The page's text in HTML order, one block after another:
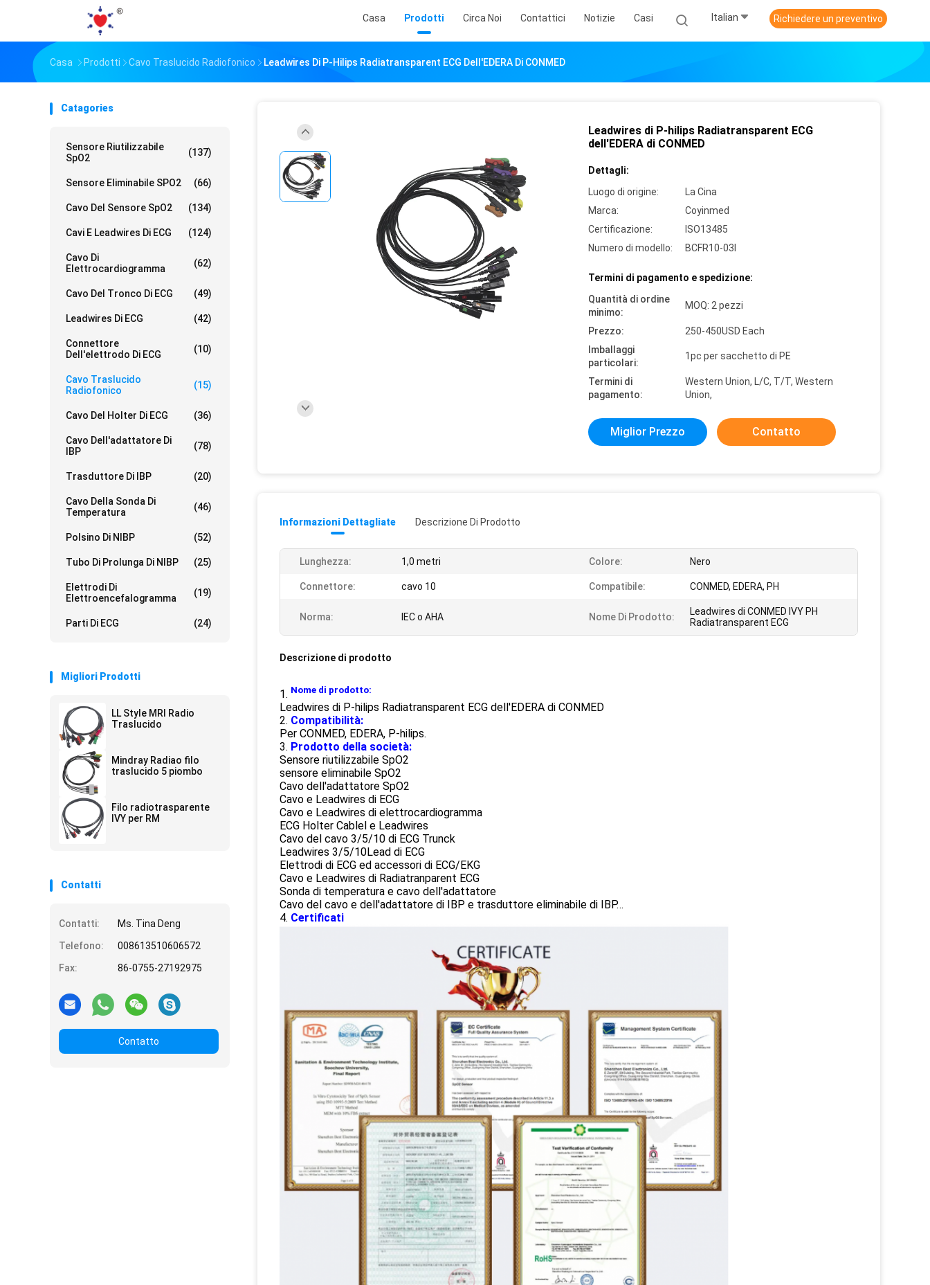
Casa Prodotti Circa Noi Contattici Notizie Casi Italian Richiedere un preventivo
Casa Prodotti Cavo Traslucido Radiofonico Leadwires Di P-Hilips Radiatransparent ECG Dell'EDERA Di CONMED
Catagories
Sensore Riutilizzabile
SpO2
(137)
Sensore Eliminabile SPO2 (66)
Cavo Del Sensore SpO2 (134)
Cavi E Leadwires Di ECG (124)
Cavo Di
Elettrocardiogramma
(62)
Cavo Del Tronco Di ECG (49)
Leadwires Di ECG (42)
Connettore
Dell'elettrodo Di ECG
(10)
Cavo Traslucido
Radiofonico
(15)
Cavo Del Holter Di ECG (36)
Cavo Dell'adattatore Di
IBP
(78)
Trasduttore Di IBP (20)
Cavo Della Sonda Di
Temperatura
(46)
Polsino Di NIBP (52)
Tubo Di Prolunga Di NIBP (25)
Elettrodi Di
Elettroencefalogramma
(19)
Parti Di ECG (24)
Migliori Prodotti
LL Style MRI Radio
Traslucido
Mindray Radiao filo
traslucido 5 piombo
Filo radiotrasparente
IVY per RM
Contatti
Contatti:
Ms. Tina Deng
Telefono:
008613510606572
Fax:
86-0755-27192975
Contatto
Leadwires di P-hilips Radiatransparent ECG
dell'EDERA di CONMED
Dettagli:
Luogo di origine:
La Cina
Marca:
Coyinmed
Certificazione:
ISO13485
Numero di modello:
BCFR10-03I
Termini di pagamento e spedizione:
Quantità di ordine
minimo:
MOQ: 2 pezzi
Prezzo:
250-450USD Each
Imballaggi
particolari:
1pc per sacchetto di PE
Termini di
pagamento:
Western Union, L/C, T/T, Western
Union,
Miglior Prezzo Contatto
Informazioni Dettagliate Descrizione Di Prodotto
Lunghezza: 1,0 metri Colore: Nero
Connettore: cavo 10 Compatibile: CONMED, EDERA, PH
Norma: IEC o AHA Nome Di Prodotto:
Leadwires di CONMED IVY PH
Radiatransparent ECG
Descrizione di prodotto
1. Nome di prodotto:
Leadwires di P-hilips Radiatransparent ECG dell'EDERA di CONMED
2. Compatibilità:
Per CONMED, EDERA, P-hilips.
3. Prodotto della società:
Sensore riutilizzabile SpO2
sensore eliminabile SpO2
Cavo dell'adattatore SpO2
Cavo e Leadwires di ECG
Cavo e Leadwires di elettrocardiogramma
ECG Holter Cablel e Leadwires
Cavo del cavo 3/5/10 di ECG Trunck
Leadwires 3/5/10Lead di ECG
Elettrodi di ECG ed accessori di ECG/EKG
Cavo e Leadwires di Radiatranparent ECG
Sonda di temperatura e cavo dell'adattatore
Cavo del cavo e dell'adattatore di IBP e trasduttore eliminabile di IBP…
4. Certificati